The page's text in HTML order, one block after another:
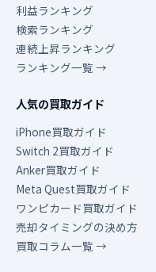
利益ランキング
検索ランキング
連続上昇ランキング
ランキング一覧 →
人気の買取ガイド
iPhone買取ガイド
Switch 2買取ガイド
Anker買取ガイド
Meta Quest買取ガイド
ワンピカード買取ガイド
売却タイミングの決め方
買取コラム一覧 →